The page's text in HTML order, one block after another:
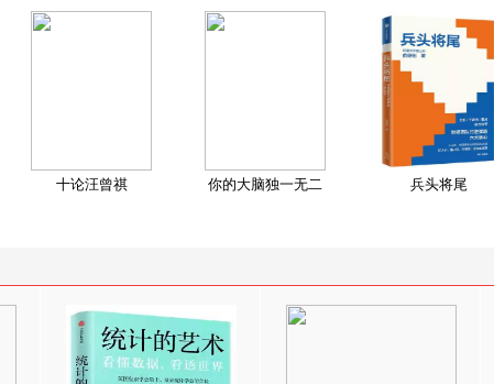
十论汪曾祺 你的大脑独一无二 兵头将尾